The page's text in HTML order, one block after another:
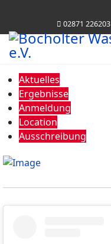
02871 226203
Aktuelles
Ergebnisse
Anmeldung
Location
Ausschreibung